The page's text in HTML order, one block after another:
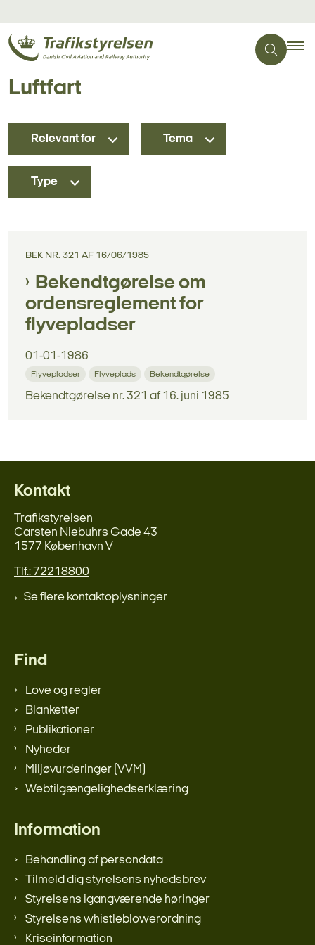
Luftfart
Relevant for Tema
Type
BEK NR. 321 AF 16/06/1985
Bekendtgørelse om
ordensreglement for
flyvepladser
01-01-1986
Flyvepladser Flyveplads Bekendtgørelse
Bekendtgørelse nr. 321 af 16. juni 1985
Kontakt
Trafikstyrelsen
Carsten Niebuhrs Gade 43
1577 København V
Tlf.: 72218800
Se flere kontaktoplysninger
Find
Love og regler
Blanketter
Publikationer
Nyheder
Miljøvurderinger (VVM)
Webtilgængelighedserklæring
Information
Behandling af persondata
Tilmeld dig styrelsens nyhedsbrev
Styrelsens igangværende høringer
Styrelsens whistleblowerordning
Kriseinformation